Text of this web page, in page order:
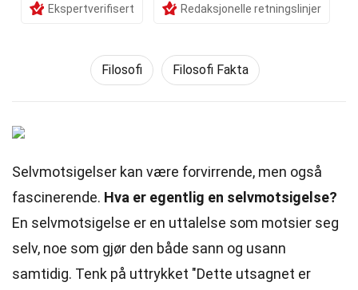
Ekspertverifisert Redaksjonelle retningslinjer
Filosofi Filosofi Fakta
Selvmotsigelser kan være forvirrende, men også
fascinerende. Hva er egentlig en selvmotsigelse?
En selvmotsigelse er en uttalelse som motsier seg
selv, noe som gjør den både sann og usann
samtidig. Tenk på uttrykket "Dette utsagnet er